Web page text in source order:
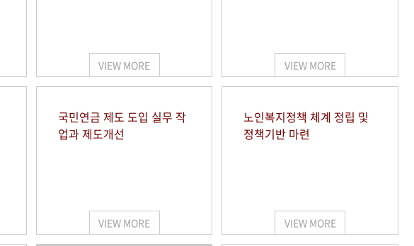
VIEW MORE VIEW MORE
국민연금 제도 도입 실무 작
업과 제도개선
VIEW MORE
노인복지정책 체계 정립 및
정책기반 마련
VIEW MORE